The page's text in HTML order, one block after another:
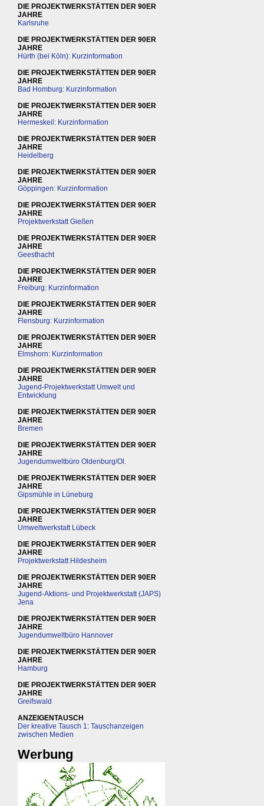
DIE PROJEKTWERKSTÄTTEN DER 90ER
JAHRE
Karlsruhe
DIE PROJEKTWERKSTÄTTEN DER 90ER
JAHRE
Hürth (bei Köln): Kurzinformation
DIE PROJEKTWERKSTÄTTEN DER 90ER
JAHRE
Bad Homburg: Kurzinformation
DIE PROJEKTWERKSTÄTTEN DER 90ER
JAHRE
Hermeskeil: Kurzinformation
DIE PROJEKTWERKSTÄTTEN DER 90ER
JAHRE
Heidelberg
DIE PROJEKTWERKSTÄTTEN DER 90ER
JAHRE
Göppingen: Kurzinformation
DIE PROJEKTWERKSTÄTTEN DER 90ER
JAHRE
Projektwerkstatt Gießen
DIE PROJEKTWERKSTÄTTEN DER 90ER
JAHRE
Geesthacht
DIE PROJEKTWERKSTÄTTEN DER 90ER
JAHRE
Freiburg: Kurzinformation
DIE PROJEKTWERKSTÄTTEN DER 90ER
JAHRE
Flensburg: Kurzinformation
DIE PROJEKTWERKSTÄTTEN DER 90ER
JAHRE
Elmshorn: Kurzinformation
DIE PROJEKTWERKSTÄTTEN DER 90ER
JAHRE
Jugend-Projektwerkstatt Umwelt und
Entwicklung
DIE PROJEKTWERKSTÄTTEN DER 90ER
JAHRE
Bremen
DIE PROJEKTWERKSTÄTTEN DER 90ER
JAHRE
Jugendumweltbüro Oldenburg/Ol.
DIE PROJEKTWERKSTÄTTEN DER 90ER
JAHRE
Gipsmühle in Lüneburg
DIE PROJEKTWERKSTÄTTEN DER 90ER
JAHRE
Umweltwerkstatt Lübeck
DIE PROJEKTWERKSTÄTTEN DER 90ER
JAHRE
Projektwerkstatt Hildesheim
DIE PROJEKTWERKSTÄTTEN DER 90ER
JAHRE
Jugend-Aktions- und Projektwerkstatt (JAPS)
Jena
DIE PROJEKTWERKSTÄTTEN DER 90ER
JAHRE
Jugendumweltbüro Hannover
DIE PROJEKTWERKSTÄTTEN DER 90ER
JAHRE
Hamburg
DIE PROJEKTWERKSTÄTTEN DER 90ER
JAHRE
Greifswald
ANZEIGENTAUSCH
Der kreative Tausch 1: Tauschanzeigen
zwischen Medien
Werbung